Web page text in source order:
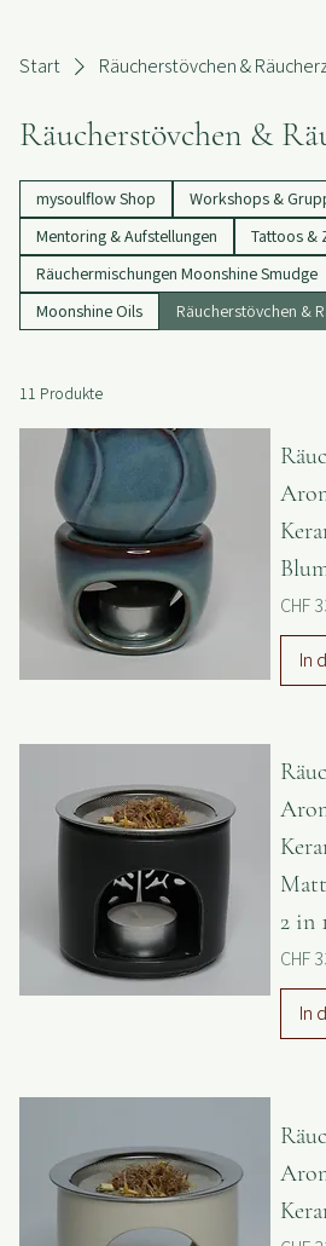
Start Räucherstövchen &
Räucherstövchen &
mysoulflow Shop
Workshops &
Mentoring & Aufstellungen
Tattoos &
Räuchermischungen Moonshine Smudge
11 Produkte
Preis
CHF
Matt
2 in
Preis
CHF